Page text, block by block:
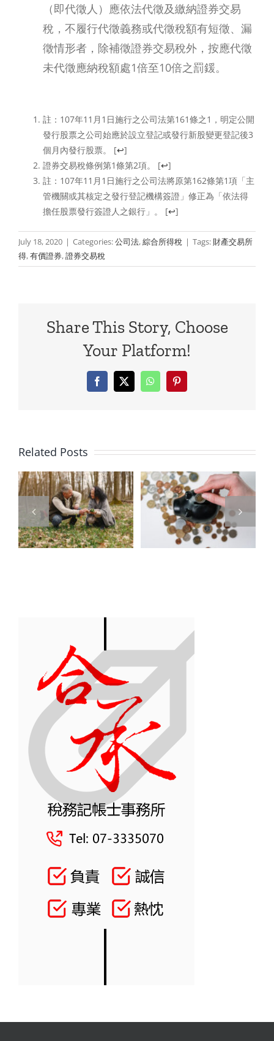
（即代徵人）應依法代徵及繳納證券交易
稅，不履行代徵義務或代徵稅額有短徵、漏
徵情形者，除補徵證券交易稅外，按應代徵
未代徵應納稅額處1倍至10倍之罰鍰。
註：107年11月1日施行之公司法第161條之1，明定公開
發行股票之公司始應於設立登記或發行新股變更登記後3
個月內發行股票。
[↩]
證券交易稅條例第1條第2項。
[↩]
註：107年11月1日施行之公司法將原第162條第1項「主
管機關或其核定之發行登記機構簽證」修正為「依法得
擔任股票發行簽證人之銀行」。
[↩]
July 18, 2020 | Categories:公司法,綜合所得稅 | Tags: 財產交易所
得,有價證券,證券交易稅
Share This Story, Choose
Your Platform!
Facebook
X WhatsAppPinterest
Related Posts
錢滾錢也要
懂稅！從受
薪族到退休
族，如何玩
轉「利息所
吃掉了嗎？
2026「營利
所得」全攻
略：從存股
大軍到中小